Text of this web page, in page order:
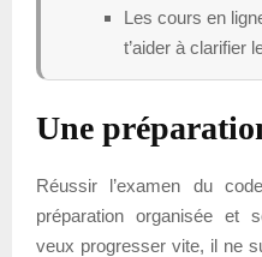
Les cours en
t’aider à clarifier
Une
Réussir l’examen du
préparation organisée et
veux progresser vite, il ne